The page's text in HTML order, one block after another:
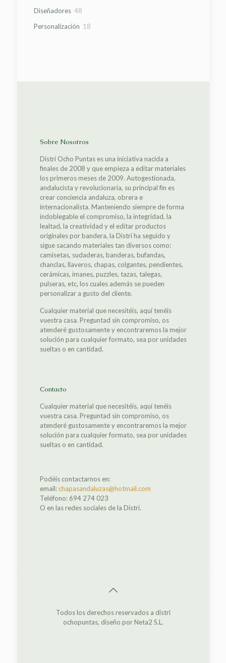
Diseñadores 4848
Personalización 1818
Sobre Nosotros
Distri Ocho Puntas es una iniciativa nacida a
finales de 2008 y que empieza a editar materiales
los primeros meses de 2009. Autogestionada,
andalucista y revolucionaria, su principal fin es
crear conciencia andaluza, obrera e
internacionalista. Manteniendo siempre de forma
indoblegable el compromiso, la integridad, la
lealtad, la creatividad y el editar productos
originales por bandera, la Distri ha seguido y
sigue sacando materiales tan diversos como:
camisetas, sudaderas, banderas, bufandas,
chanclas, llaveros, chapas, colgantes, pendientes,
cerámicas, imanes, puzzles, tazas, talegas,
pulseras, etc, los cuales además se pueden
personalizar a gusto del cliente.
Cualquier material que necesitéis, aquí tenéis
vuestra casa. Preguntad sin compromiso, os
atenderé gustosamente y encontraremos la mejor
solución para cualquier formato, sea por unidades
sueltas o en cantidad.
Contacto
Cualquier material que necesitéis, aquí tenéis
vuestra casa. Preguntad sin compromiso, os
atenderé gustosamente y encontraremos la mejor
solución para cualquier formato, sea por unidades
sueltas o en cantidad.
Podéis contactarnos en:
email:chapasandaluzas@hotmail.com
Teléfono: 694 274 023
O en las redes sociales de la Distri.
Todos los derechos reservados a distri
ochopuntas, diseño por Neta2 S.L.